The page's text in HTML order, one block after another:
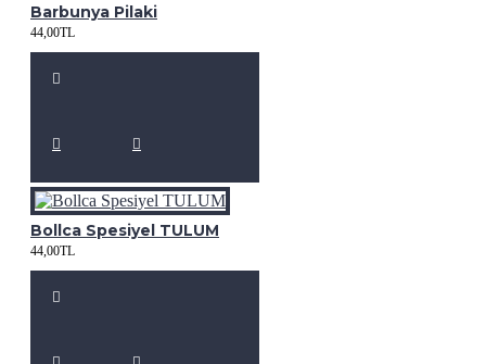
Barbunya Pilaki
44,00TL
Bollca Spesiyel TULUM
44,00TL